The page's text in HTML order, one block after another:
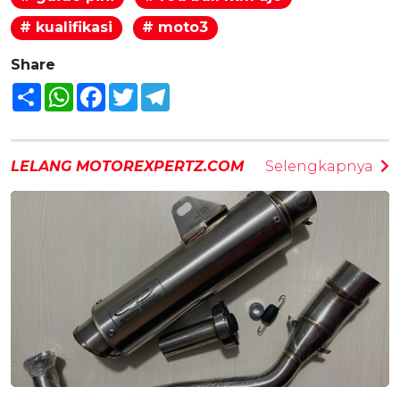
# kualifikasi
# moto3
Share
Share WhatsAppFacebook
Twitter
LELANG MOTOREXPERTZ.COM Selengkapnya